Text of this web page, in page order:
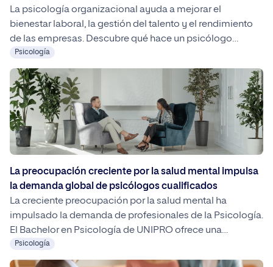
La psicología organizacional ayuda a mejorar el
bienestar laboral, la gestión del talento y el rendimiento
de las empresas. Descubre qué hace un psicólogo
organizacional, dónde puede trabajar y qué formación
necesitas para especializarte en este ámbito.
Psicología
La preocupación creciente por la salud mental impulsa
la demanda global de psicólogos cualificados
La creciente preocupación por la salud mental ha
impulsado la demanda de profesionales de la Psicología.
El Bachelor en Psicología de UNIPRO ofrece una
formación integral y 100% online para desarrollar una
carrera con futuro en ámbitos como la salud, la
Psicología